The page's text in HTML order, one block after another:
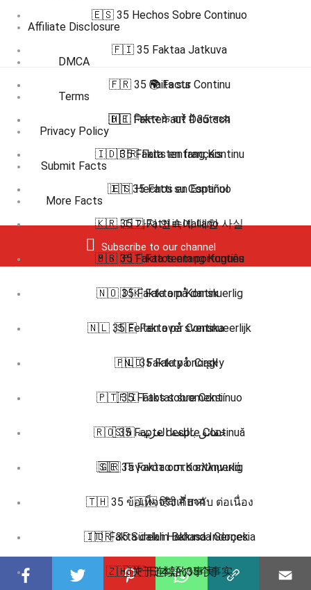
Affiliate Disclosure
DMCA
Terms
Privacy Policy
Submit Facts
More Facts
Subscribe to our channel
🇪🇸 35 Hechos Sobre Continuo
🇫🇮 35 Faktaa Jatkuva
🇫🇷 35 Faits sur Continu
🇭🇮 निरंतर के बारे में 35 तथ्य
🇮🇩 35 Fakta tentang Kontinu
🇮🇹 35 Fatti su Continuo
🇰🇷 35 가지 연속에 대한 사실
🇲🇸 35 Fakta tentang Kontinu
🇳🇴 35 Fakta om Kontinuerlig
🇳🇱 35 Feiten over Continueerlijk
🇵🇱 35 Fakty o Ciągły
🇵🇹 35 Fatos sobre Contínuo
🇷🇴 35 Fapte despre Continuă
🇸🇪 35 Fakta om Kontinuerlig
🇹🇭 35 ข้อเท็จจริงเกี่ยวกับ ต่อเนื่อง
🇹🇷 35 Sürekli Hakkında Gerçek
🇿🇭 关于连续的35个事实
🌍 Facts
🇩🇪 Fakten auf Deutsch
🇫🇷 Faits en français
🇪🇸 Hechos en Español
🇮🇹 Fatti in Italiano
🇧🇷 🇵🇹 Fatos em português
🇩🇰 Fakta på dansk
🇸🇪 Fakta på svenska
🇳🇴 Fakta på norsk
🇫🇮 Faktat suomeksi
🇸🇦 حقائق باللغة العربية
🇬🇷 Γεγονότα στα ελληνικά
🇮🇳 हिंदी में तथ्य
🇮🇩 Fakta dalam Bahasa Indonesia
🇯🇵 日本語の事実